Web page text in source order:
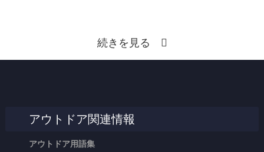
続きを見る
アウトドア関連情報
アウトドア用語集